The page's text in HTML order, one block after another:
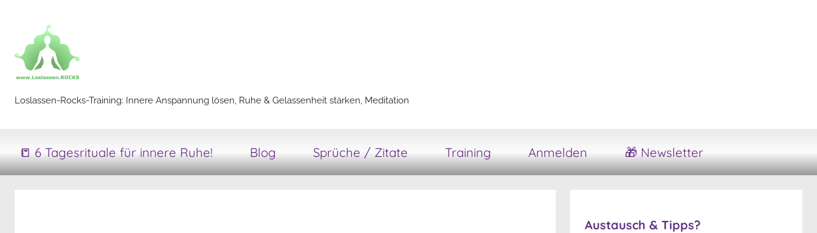
springen
Loslassen-
Rocks-
Loslassen-Rocks-Training: Innere Anspannung lösen, Ruhe & Gelassenheit stärken, Meditation
📒 6 Tagesrituale für innere Ruhe! Blog Sprüche / Zitate Training Anmelden 🎁 Newsletter
Austausch & Tipps?